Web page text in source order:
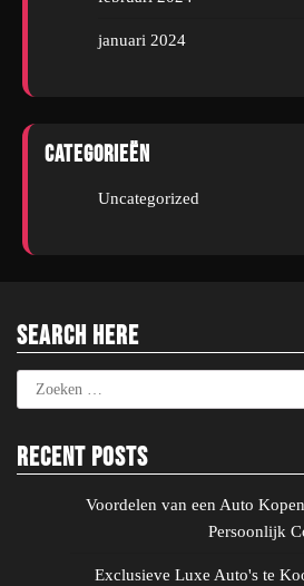
januari 2024
Categorieën
Uncategorized
Search Here
Zoeken
naar:
Recent Posts
Voordelen van een Auto
Persoonlijk
Exclusieve Luxe Auto's te